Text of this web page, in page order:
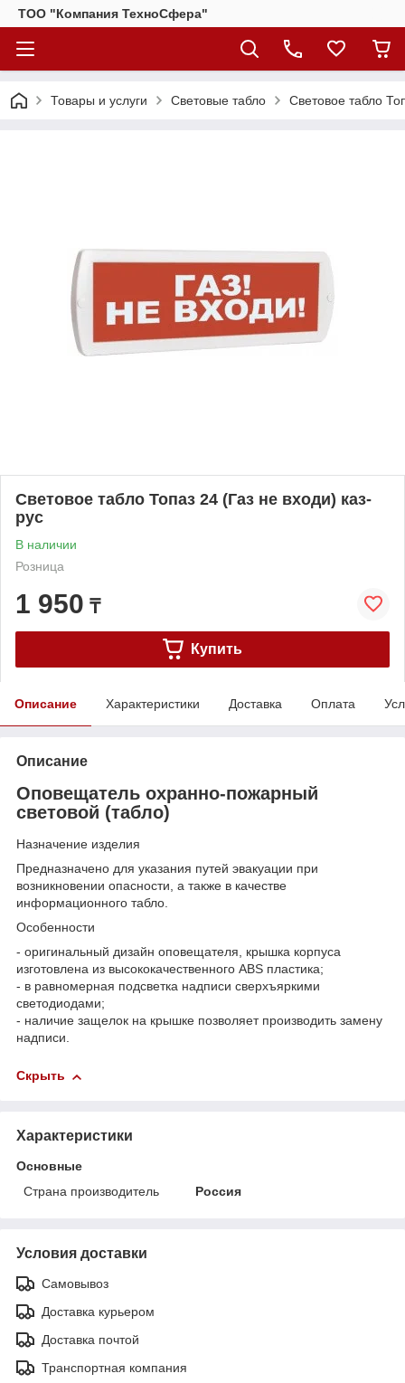
ТОО "Компания ТехноСфера"
Товары и услуги Световые табло Световое табло
Световое табло Топаз 24 (Газ не входи) каз-
рус
В наличии
Розница
1 950 ₸
Купить
Описание Характеристики Доставка Оплата
Описание
Оповещатель охранно-пожарный
световой (табло)
Назначение изделия
Предназначено для указания путей эвакуации при
возникновении опасности, а также в качестве
информационного табло.
Особенности
- оригинальный дизайн оповещателя, крышка корпуса
изготовлена из высококачественного ABS пластика;
- в равномерная подсветка надписи сверхъяркими
светодиодами;
- наличие защелок на крышке позволяет производить замену
надписи.
Скрыть
Характеристики
Основные
Страна производитель
Россия
Условия доставки
Самовывоз
Доставка курьером
Доставка почтой
Транспортная компания